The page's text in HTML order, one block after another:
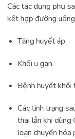
Các tác dụng phụ
kết hợp đường
Tăng huyết áp.
Khối u gan.
Bệnh huyết khối
Các tình trạng
thai lẫn khi dùng
loạn chuyển hóa